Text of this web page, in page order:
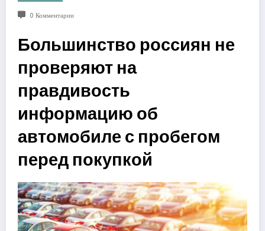
0 Комментарии
Большинство россиян не
проверяют на
правдивость
информацию об
автомобиле с пробегом
перед покупкой